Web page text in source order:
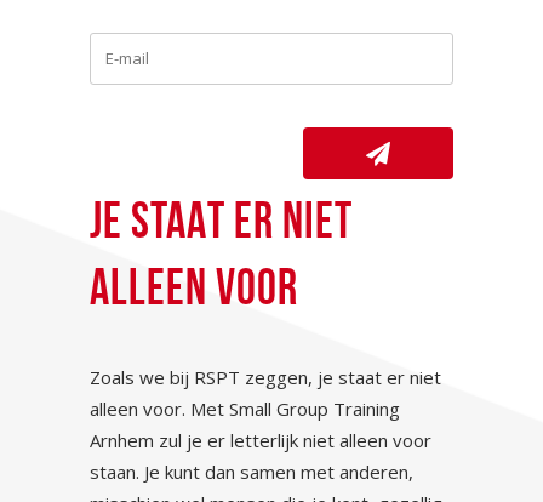
JE STAAT ER NIET
ALLEEN VOOR
Zoals we bij RSPT zeggen, je staat er niet
alleen voor. Met Small Group Training
Arnhem zul je er letterlijk niet alleen voor
staan. Je kunt dan samen met anderen,